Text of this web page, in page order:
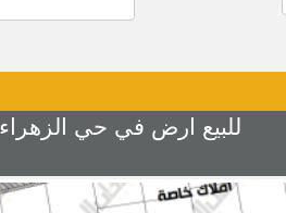
للبيع ارض في حي الزهراء 4 رقم 17 المساحة 368.93م شارع 20 × 12 السعر 1250